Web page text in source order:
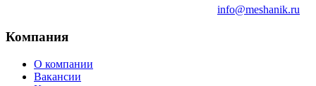
info@meshanik.ru
Компания
О компании
Вакансии